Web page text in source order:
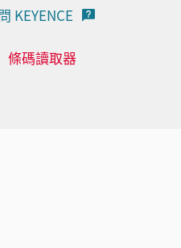
KEYENCE
條碼讀取器